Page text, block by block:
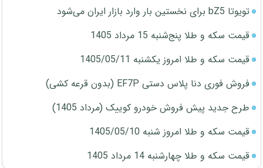
تویوتا bZ5 برای نخستین بار وارد بازار ایران می‌شود
قیمت سکه و طلا پنج‌شنبه 15 مرداد 1405
قیمت سکه و طلا امروز یکشنبه 1405/05/11
فروش فوری دنا پلاس دستی EF7P (بدون قرعه کشی)
طرح جدید پیش فروش خودرو کوییک (مرداد 1405)
قیمت سکه و طلا امروز شنبه 1405/05/10
قیمت سکه و طلا چهارشنبه 14 مرداد 1405